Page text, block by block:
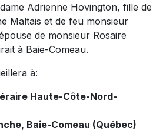
Adrienne Hovington, fille de
Maltais et de feu monsieur
de monsieur Rosaire
à Baie-Comeau.
à:
Haute-Côte-Nord-
Baie-Comeau (Québec)